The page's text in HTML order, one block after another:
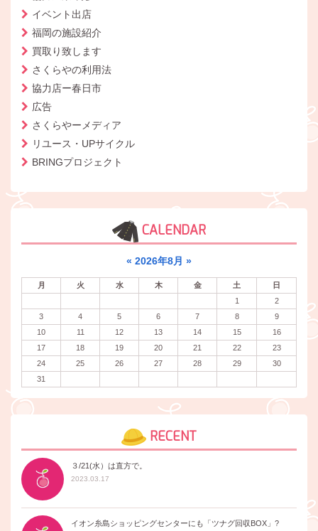
イベント出店
福岡の施設紹介
買取り致します
さくらやの利用法
協力店ー春日市
広告
さくらやーメディア
リユース・UPサイクル
BRINGプロジェクト
CALENDAR
« 2026年8月 »
月 火 水 木 金 土
日
1
2
3
4 5 6 7 8
9
10
11 12 13 14 15
16
17
18 19 20 21 22
23
24
25 26 27 28 29
30
31
RECENT
３/21(水）は直方で。
2023.03.17
イオン糸島ショッピングセンターにも「ツナグ回収BOX」?